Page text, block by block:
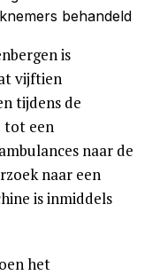
is
vijftien
tijdens de
tot een
naar de
naar een
is inmiddels
het